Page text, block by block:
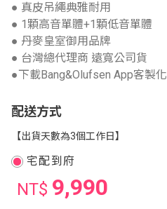
● 真皮吊繩典雅耐用
● 1顆高音單體+1顆低音單體
● 丹麥皇室御用品牌
● 台灣總代理商 遠寬公司貨
●下載Bang&Olufsen App客製化
配送方式
【出貨天數為3個工作日】
宅配到府
NT$ 9,990